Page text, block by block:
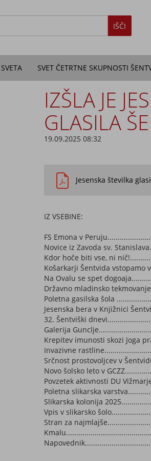
IŠČI
SVET ČETRTNE SKUPNOSTI
IZŠLA JE
GLASILA
19.09.2025 08:32
Jesenska številka
IZ VSEBINE:
FS Emona v
Novice iz Zavoda sv.
Kdor hoče biti vse, ni
Košarkarji Šentvida vstopamo
Na Ovalu se spet
Državno mladinsko
Poletna gasilska šola
Jesenska bera v Knjižnici
32. Šentviški
Galerija
Krepitev imunosti skozi Joga
Invazivne
Srčnost prostovoljcev v
Novo šolsko leto v
Povzetek aktivnosti DU
Poletna slikarska
Slikarska kolonija
Vpis v slikarsko
Stran za